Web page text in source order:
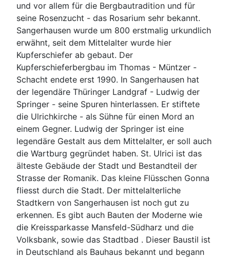
und vor allem für die Bergbautradition und für
seine Rosenzucht - das Rosarium sehr bekannt.
Sangerhausen wurde um 800 erstmalig urkundlich
erwähnt, seit dem Mittelalter wurde hier
Kupferschiefer ab gebaut. Der
Kupferschieferbergbau im Thomas - Müntzer -
Schacht endete erst 1990. In Sangerhausen hat
der legendäre Thüringer Landgraf - Ludwig der
Springer - seine Spuren hinterlassen. Er stiftete
die Ulrichkirche - als Sühne für einen Mord an
einem Gegner. Ludwig der Springer ist eine
legendäre Gestalt aus dem Mittelalter, er soll auch
die Wartburg gegründet haben. St. Ulrici ist das
älteste Gebäude der Stadt und Bestandteil der
Strasse der Romanik. Das kleine Flüsschen Gonna
fliesst durch die Stadt. Der mittelalterliche
Stadtkern von Sangerhausen ist noch gut zu
erkennen. Es gibt auch Bauten der Moderne wie
die Kreissparkasse Mansfeld-Südharz und die
Volksbank, sowie das Stadtbad . Dieser Baustil ist
in Deutschland als Bauhaus bekannt und begann